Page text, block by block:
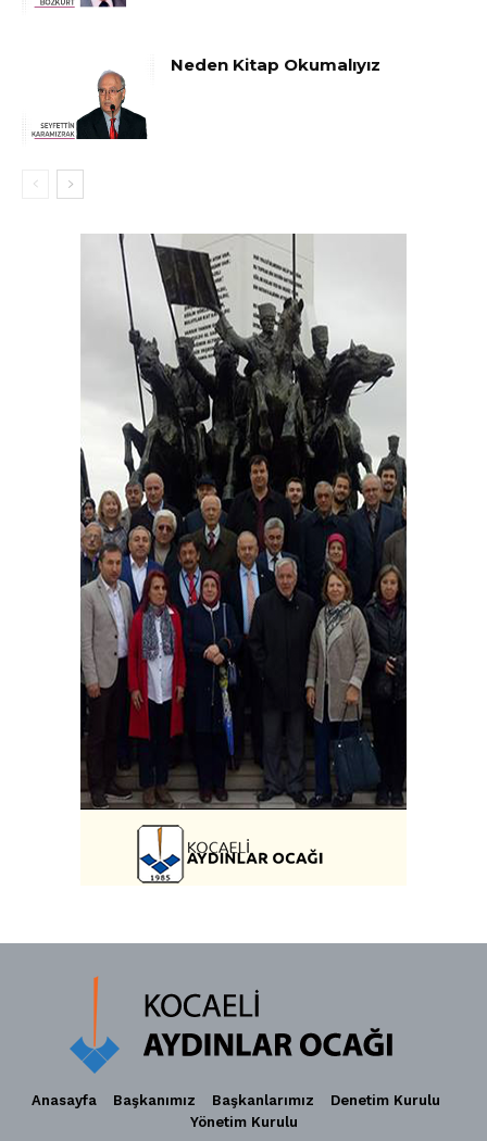
Neden Kitap Okumalıyız
Anasayfa Başkanımız Başkanlarımız
Denetim Kurulu
Yönetim Kurulu